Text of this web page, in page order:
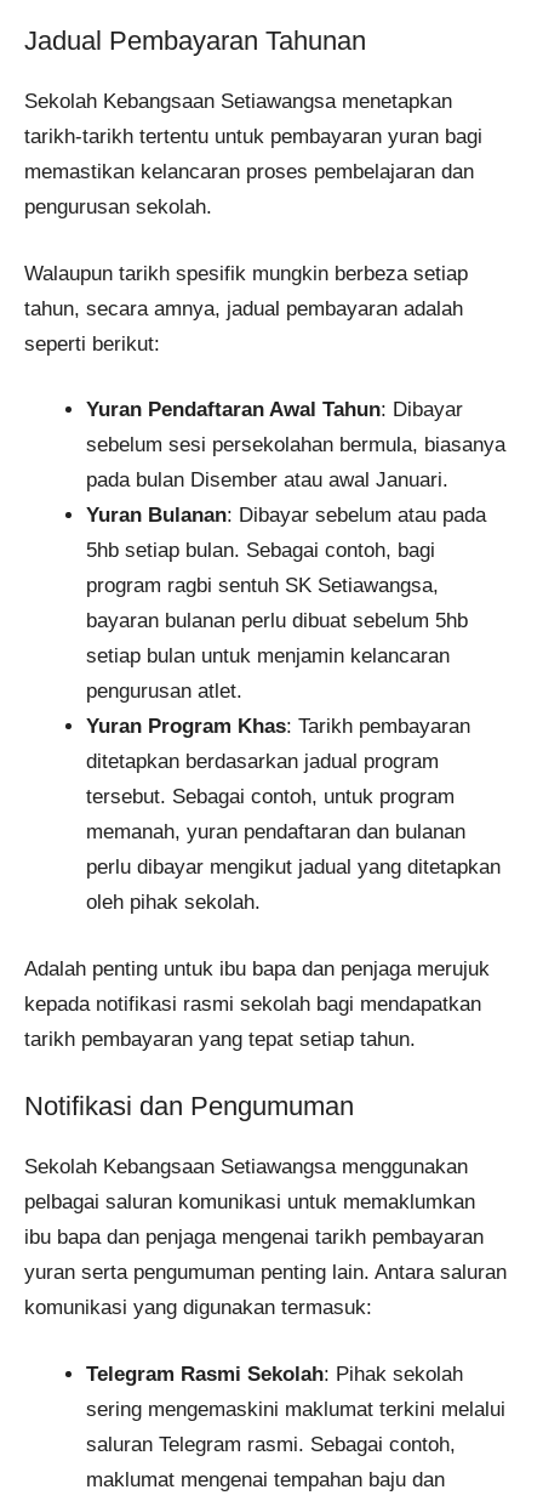
Jadual Pembayaran Tahunan
Sekolah Kebangsaan Setiawangsa menetapkan
tarikh-tarikh tertentu untuk pembayaran yuran bagi
memastikan kelancaran proses pembelajaran dan
pengurusan sekolah.
Walaupun tarikh spesifik mungkin berbeza setiap
tahun, secara amnya, jadual pembayaran adalah
seperti berikut:​
Yuran Pendaftaran Awal Tahun: Dibayar
sebelum sesi persekolahan bermula, biasanya
pada bulan Disember atau awal Januari.​
Yuran Bulanan: Dibayar sebelum atau pada
5hb setiap bulan. Sebagai contoh, bagi
program ragbi sentuh SK Setiawangsa,
bayaran bulanan perlu dibuat sebelum 5hb
setiap bulan untuk menjamin kelancaran
pengurusan atlet.
Yuran Program Khas: Tarikh pembayaran
ditetapkan berdasarkan jadual program
tersebut. Sebagai contoh, untuk program
memanah, yuran pendaftaran dan bulanan
perlu dibayar mengikut jadual yang ditetapkan
oleh pihak sekolah.​
Adalah penting untuk ibu bapa dan penjaga merujuk
kepada notifikasi rasmi sekolah bagi mendapatkan
tarikh pembayaran yang tepat setiap tahun.​
Notifikasi dan Pengumuman
Sekolah Kebangsaan Setiawangsa menggunakan
pelbagai saluran komunikasi untuk memaklumkan
ibu bapa dan penjaga mengenai tarikh pembayaran
yuran serta pengumuman penting lain. Antara saluran
komunikasi yang digunakan termasuk:​
Telegram Rasmi Sekolah: Pihak sekolah
sering mengemaskini maklumat terkini melalui
saluran Telegram rasmi. Sebagai contoh,
maklumat mengenai tempahan baju dan